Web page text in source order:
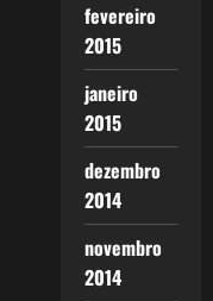
fevereiro
2015
janeiro
2015
dezembro
2014
novembro
2014